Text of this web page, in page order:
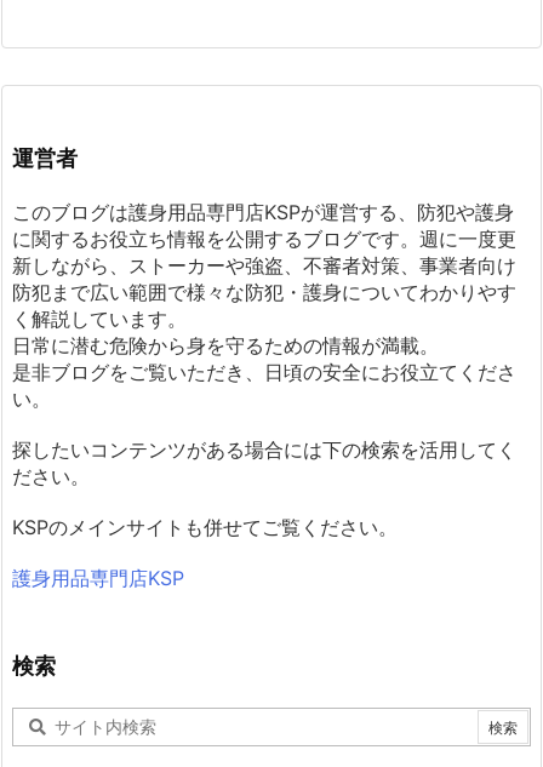
運営者
このブログは護身用品専門店KSPが運営する、防犯や護身
に関するお役立ち情報を公開するブログです。週に一度更
新しながら、ストーカーや強盗、不審者対策、事業者向け
防犯まで広い範囲で様々な防犯・護身についてわかりやす
く解説しています。
日常に潜む危険から身を守るための情報が満載。
是非ブログをご覧いただき、日頃の安全にお役立てくださ
い。
探したいコンテンツがある場合には下の検索を活用してく
ださい。
KSPのメインサイトも併せてご覧ください。
護身用品専門店KSP
検索